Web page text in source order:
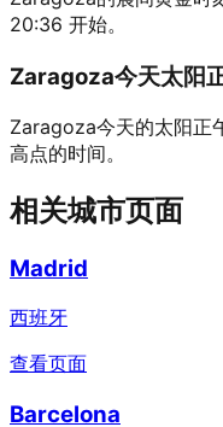
20:36 开始。
Zaragoza今天太阳
Zaragoza今天的太阳正
高点的时间。
相关城市页面
Madrid
西班牙
查看页面
Barcelona